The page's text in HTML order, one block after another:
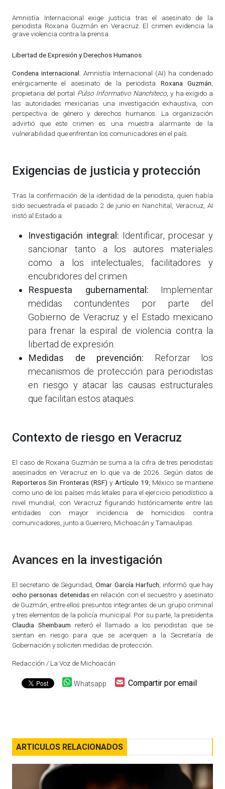
Amnistía Internacional exige justicia tras el asesinato de la
periodista Roxana Guzmán en Veracruz. El crimen evidencia la
grave violencia contra la prensa.
Libertad de Expresión y Derechos Humanos
Condena internacional. Amnistía Internacional (AI) ha condenado
enérgicamente el asesinato de la periodista Roxana Guzmán,
propietaria del portal Pulso Informativo Nanchiteco, y ha exigido a
las autoridades mexicanas una investigación exhaustiva, con
perspectiva de género y derechos humanos. La organización
advirtió que este crimen es una muestra alarmante de la
vulnerabilidad que enfrentan los comunicadores en el país.
Exigencias de justicia y protección
Tras la confirmación de la identidad de la periodista, quien había
sido secuestrada el pasado 2 de junio en Nanchital, Veracruz, AI
instó al Estado a:
Investigación integral: Identificar, procesar y
sancionar tanto a los autores materiales
como a los intelectuales, facilitadores y
encubridores del crimen.
Respuesta gubernamental: Implementar
medidas contundentes por parte del
Gobierno de Veracruz y el Estado mexicano
para frenar la espiral de violencia contra la
libertad de expresión.
Medidas de prevención: Reforzar los
mecanismos de protección para periodistas
en riesgo y atacar las causas estructurales
que facilitan estos ataques.
Contexto de riesgo en Veracruz
El caso de Roxana Guzmán se suma a la cifra de tres periodistas
asesinados en Veracruz en lo que va de 2026. Según datos de
Reporteros Sin Fronteras (RSF) y Artículo 19, México se mantiene
como uno de los países más letales para el ejercicio periodístico a
nivel mundial, con Veracruz figurando históricamente entre las
entidades con mayor incidencia de homicidios contra
comunicadores, junto a Guerrero, Michoacán y Tamaulipas.
Avances en la investigación
El secretario de Seguridad,Omar García Harfuch, informó que hay
ocho personas detenidasen relación con el secuestro y asesinato
de Guzmán, entre ellos presuntos integrantes de un grupo criminal
y tres elementos de la policía municipal. Por su parte, la presidenta
Claudia Sheinbaum reiteró el llamado a los periodistas que se
sientan en riesgo para que se acerquen a la Secretaría de
Gobernación y soliciten medidas de protección.
Redacción / La Voz de Michoacán
Whatsapp Compartir por email
ARTICULOS RELACIONADOS